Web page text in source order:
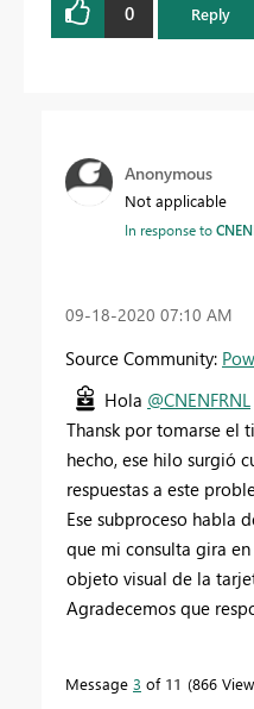
0 Reply
Anonymous
Not applicable
In response to
‎09-18-2020 07:10 AM
Source Community:
Hola @CNENFRNL
Thansk por tomarse el
hecho, ese hilo surgió
respuestas a este
Ese subproceso habla
que mi consulta gira
objeto visual de la
Agradecemos que
Message 3 of 11 866